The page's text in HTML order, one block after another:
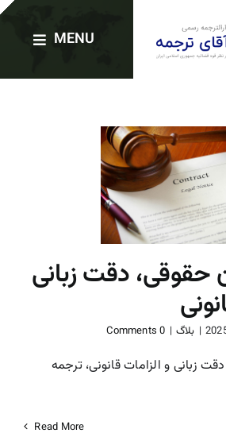
MENU
حقوقی، دقت زبانی
| بلاگ |
0 Comments
زبانی و الزامات قانونی، ترجمه
Read More